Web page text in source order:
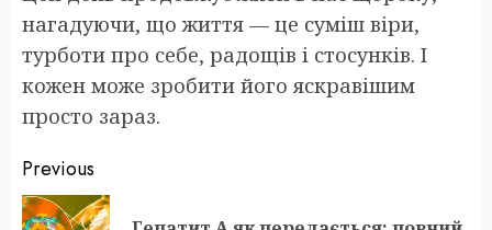
нагадуючи, що життя — це суміш віри,
турботи про себе, радощів і стосунків. І
кожен може зробити його яскравішим
просто зараз.
Post
navigation
Previous